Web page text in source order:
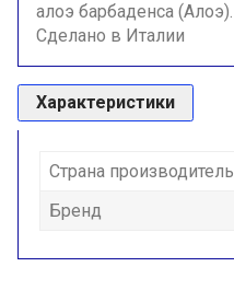
алоэ барбаденса (Алоэ).
Сделано в Италии
Характеристики
Страна производитель
Бренд